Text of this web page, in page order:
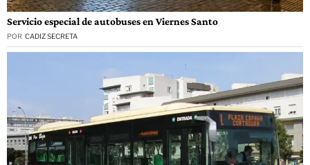
Servicio especial de autobuses en Viernes Santo
POR CADIZ SECRETA